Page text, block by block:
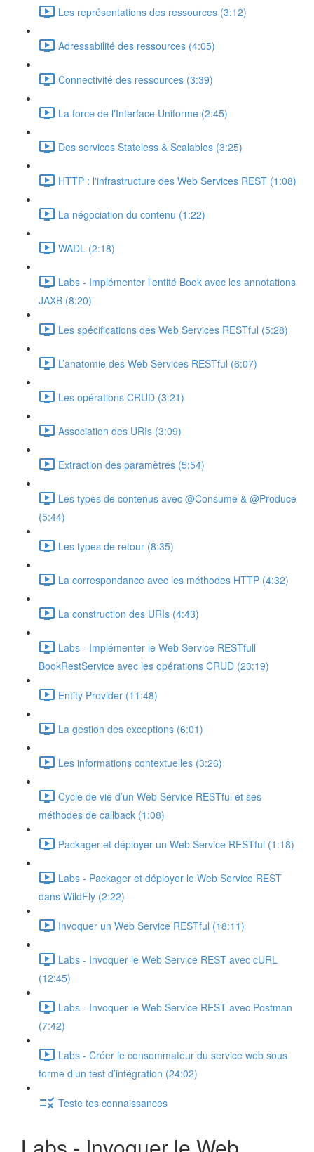
Les représentations des ressources (3:12)
Adressabilité des ressources (4:05)
Connectivité des ressources (3:39)
La force de l'Interface Uniforme (2:45)
Des services Stateless & Scalables (3:25)
HTTP : l'infrastructure des Web Services REST (1:08)
La négociation du contenu (1:22)
WADL (2:18)
Labs - Implémenter l’entité Book avec les annotations
JAXB (8:20)
Les spécifications des Web Services RESTful (5:28)
L’anatomie des Web Services RESTful (6:07)
Les opérations CRUD (3:21)
Association des URIs (3:09)
Extraction des paramètres (5:54)
Les types de contenus avec @Consume & @Produce
(5:44)
Les types de retour (8:35)
La correspondance avec les méthodes HTTP (4:32)
La construction des URIs (4:43)
Labs - Implémenter le Web Service RESTfull
BookRestService avec les opérations CRUD (23:19)
Entity Provider (11:48)
La gestion des exceptions (6:01)
Les informations contextuelles (3:26)
Cycle de vie d’un Web Service RESTful et ses
méthodes de callback (1:08)
Packager et déployer un Web Service RESTful (1:18)
Labs - Packager et déployer le Web Service REST
dans WildFly (2:22)
Invoquer un Web Service RESTful (18:11)
Labs - Invoquer le Web Service REST avec cURL
(12:45)
Labs - Invoquer le Web Service REST avec Postman
(7:42)
Labs - Créer le consommateur du service web sous
forme d’un test d’intégration (24:02)
Teste tes connaissances